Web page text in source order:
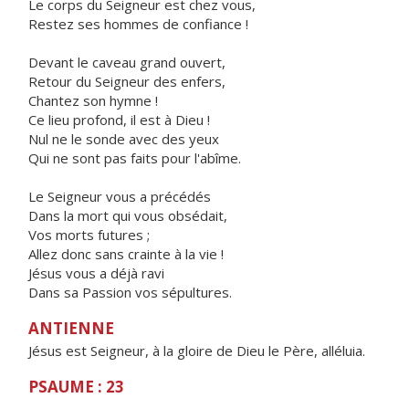
Le corps du Seigneur est chez vous,
Restez ses hommes de confiance !
Devant le caveau grand ouvert,
Retour du Seigneur des enfers,
Chantez son hymne !
Ce lieu profond, il est à Dieu !
Nul ne le sonde avec des yeux
Qui ne sont pas faits pour l'abîme.
Le Seigneur vous a précédés
Dans la mort qui vous obsédait,
Vos morts futures ;
Allez donc sans crainte à la vie !
Jésus vous a déjà ravi
Dans sa Passion vos sépultures.
ANTIENNE
Jésus est Seigneur, à la gloire de Dieu le Père, alléluia.
PSAUME : 23